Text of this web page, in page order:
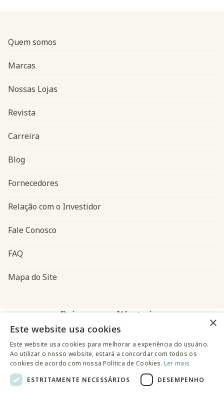
Navegação do rodapé
Quem somos
Marcas
Nossas Lojas
Revista
Carreira
Blog
Fornecedores
Relação com o Investidor
Fale Conosco
FAQ
Mapa do Site
Baixe o app Westwing
×
Este website usa cookies
Este website usa cookies para melhorar a experiência do usuário.
Ao utilizar o nosso website, estará a concordar com todos os
cookies de acordo com nossa Política de Cookies. Ler mais
ESTRITAMENTE NECESSÁRIOS
DESEMPENHO